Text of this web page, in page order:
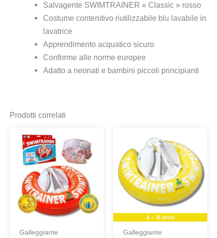
Salvagente SWIMTRAINER « Classic » rosso
Costume contenitivo riutilizzabile blu lavabile in
lavatrice
Apprendimento acquatico sicuro
Conforme alle norme europee
Adatto a neonati e bambini piccoli principianti
Prodotti correlati
Galleggiante Galleggiante